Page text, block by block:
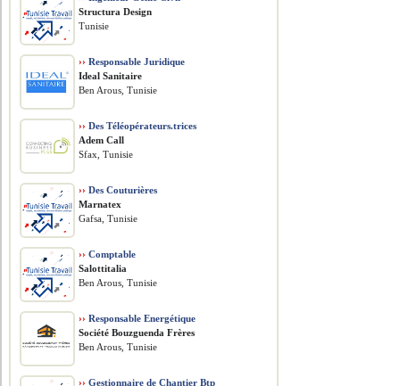
Structura Design
Tunisie
›› Responsable Juridique
Ideal Sanitaire
Ben Arous, Tunisie
›› Des Téléopérateurs.trices
Adem Call
Sfax, Tunisie
›› Des Couturières
Marnatex
Gafsa, Tunisie
›› Comptable
Salottitalia
Ben Arous, Tunisie
›› Responsable Energétique
Société Bouzguenda Frères
Ben Arous, Tunisie
›› Gestionnaire de Chantier Btp